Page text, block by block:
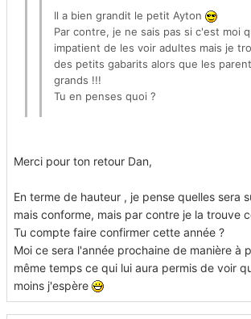
Il a bien grandit le petit Ayton
Par contre, je ne sais pas si c'est moi
impatient de les voir adultes mais je
des petits gabarits alors que les
grands !!!
Tu en penses quoi ?
sans problème mais je pense qu'il sera
père qui fait 60.5 .
Ayrton devrait faire 57 ou 58 mais je ne
Par contre il a plus de poil que son père
craint pas la pluie et le froid , il toujours
mouillé alors qu'il peut se mettre à l'abrit
Merci pour ton retour Dan,
En terme de hauteur , je pense quelles sera
mais conforme, mais par contre je la trouve
Tu compte faire confirmer cette année ?
Moi ce sera l'année prochaine de manière à
même temps ce qui lui aura permis de voir
moins j'espère